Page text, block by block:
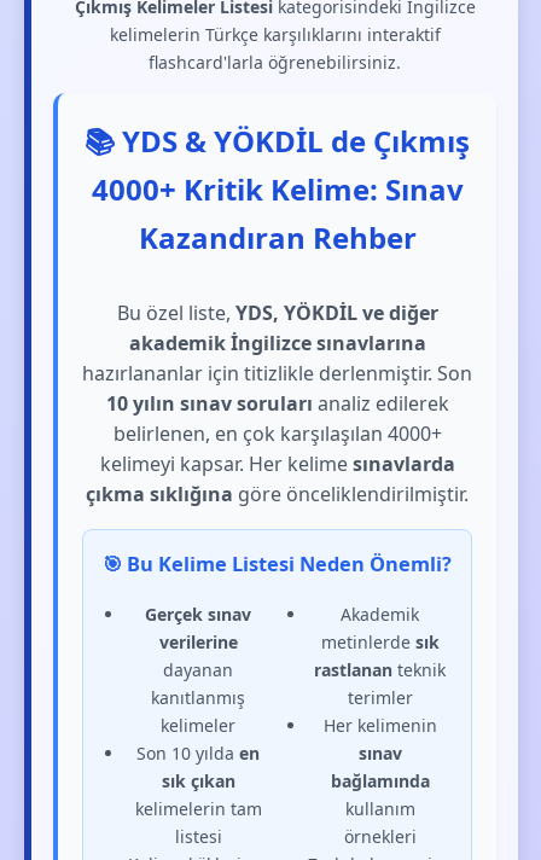
Çıkmış Kelimeler Listesikategorisindeki İngilizce
kelimelerin Türkçe karşılıklarını interaktif
flashcard'larla öğrenebilirsiniz.
📚 YDS & YÖKDİL de Çıkmış
4000+ Kritik Kelime: Sınav
Kazandıran Rehber
Bu özel liste, YDS, YÖKDİL ve diğer
akademik İngilizce sınavlarına
hazırlananlar için titizlikle derlenmiştir. Son
10 yılın sınav soruları analiz edilerek
belirlenen, en çok karşılaşılan 4000+
kelimeyi kapsar. Her kelimesınavlarda
çıkma sıklığına göre önceliklendirilmiştir.
🎯 Bu Kelime Listesi Neden Önemli?
Gerçek sınav
verilerine
dayanan
kanıtlanmış
kelimeler
Son 10 yıldaen
sık çıkan
kelimelerin tam
listesi
Akademik
metinlerde sık
rastlanan teknik
terimler
Her kelimenin
sınav
bağlamında
kullanım
örnekleri